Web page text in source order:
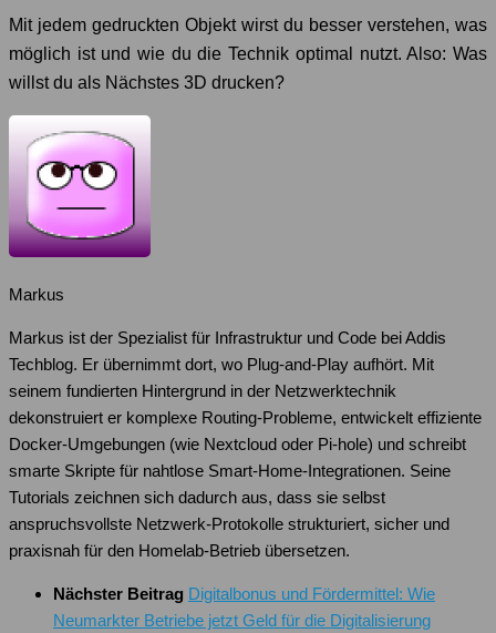
Mit jedem gedruckten Objekt wirst du besser verstehen, was
möglich ist und wie du die Technik optimal nutzt. Also: Was
willst du als Nächstes 3D drucken?
Markus
Markus ist der Spezialist für Infrastruktur und Code bei Addis
Techblog. Er übernimmt dort, wo Plug-and-Play aufhört. Mit
seinem fundierten Hintergrund in der Netzwerktechnik
dekonstruiert er komplexe Routing-Probleme, entwickelt effiziente
Docker-Umgebungen (wie Nextcloud oder Pi-hole) und schreibt
smarte Skripte für nahtlose Smart-Home-Integrationen. Seine
Tutorials zeichnen sich dadurch aus, dass sie selbst
anspruchsvollste Netzwerk-Protokolle strukturiert, sicher und
praxisnah für den Homelab-Betrieb übersetzen.
Nächster Beitrag Digitalbonus und Fördermittel: Wie
Neumarkter Betriebe jetzt Geld für die Digitalisierung